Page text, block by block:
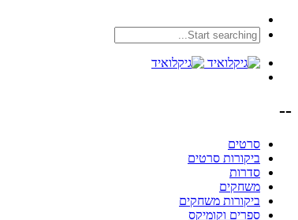
--
סרטים
ביקורות סרטים
סדרות
משחקים
ביקורות משחקים
ספרים וקומיקס